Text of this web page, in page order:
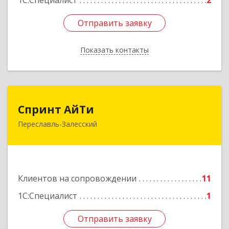
Отправить заявку
Показать контакты
Отправить заявку
Назад
Спринт АйТи
Переславль-Залесский
Клиентов на сопровождении
11
1С:Специалист
1
Отправить заявку
152025, Ярославская обл, Переславль-
Отправить заявку